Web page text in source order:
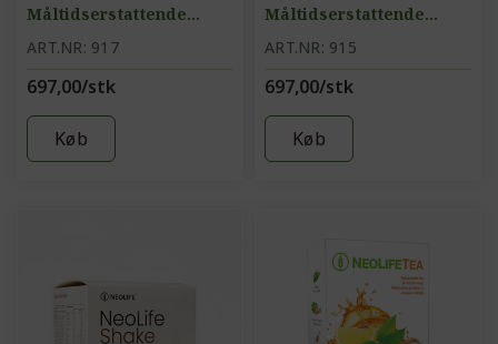
Måltidserstattende
proteindrik, bær
ART.NR: 917
697,00/stk
Køb
Måltidserstattende
proteindrik, vanilje
ART.NR: 915
697,00/stk
Køb